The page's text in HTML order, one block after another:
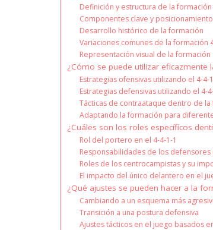
Definición y estructura de la formación
Componentes clave y
Desarrollo histórico de la formación
Variaciones comunes de la formación
Representación visual de la formación
¿Cómo se puede utilizar eficazmente
Estrategias ofensivas utilizando el 4-4-
Estrategias defensivas utilizando el 4-
Tácticas de contraataque dentro de la
Adaptando la formación para
¿Cuáles son los roles específicos
Rol del portero en el 4-4-1-1
Responsabilidades de los defensores
Roles de los centrocampistas y su
El impacto del único delantero en el
¿Qué ajustes se pueden hacer a la
Cambiando a un esquema más
Transición a una postura defensiva
Ajustes tácticos en el juego basados